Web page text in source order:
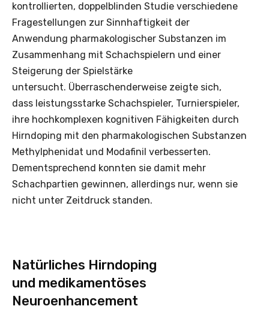
kontrollierten, doppelblinden Studie verschiedene
Fragestellungen zur Sinnhaftigkeit der
Anwendung pharmakologischer Substanzen im
Zusammenhang mit Schachspielern und einer
Steigerung der Spielstärke
untersucht. Überraschenderweise zeigte sich,
dass leistungsstarke Schachspieler, Turnierspieler,
ihre hochkomplexen kognitiven Fähigkeiten durch
Hirndoping mit den pharmakologischen Substanzen
Methylphenidat und Modafinil verbesserten.
Dementsprechend konnten sie damit mehr
Schachpartien gewinnen, allerdings nur, wenn sie
nicht unter Zeitdruck standen.
Natürliches Hirndoping
und medikamentöses
Neuroenhancement